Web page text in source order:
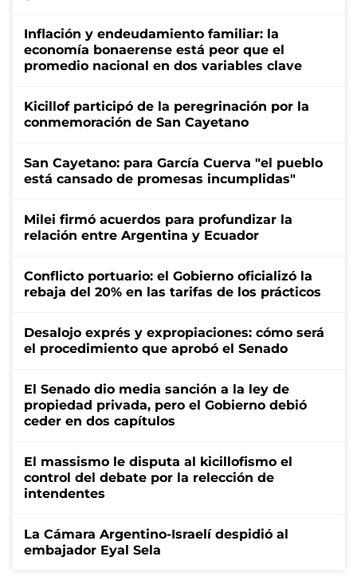
Inflación y endeudamiento familiar: la
economía bonaerense está peor que el
promedio nacional en dos variables clave
Kicillof participó de la peregrinación por la
conmemoración de San Cayetano
San Cayetano: para García Cuerva "el pueblo
está cansado de promesas incumplidas"
Milei firmó acuerdos para profundizar la
relación entre Argentina y Ecuador
Conflicto portuario: el Gobierno oficializó la
rebaja del 20% en las tarifas de los prácticos
Desalojo exprés y expropiaciones: cómo será
el procedimiento que aprobó el Senado
El Senado dio media sanción a la ley de
propiedad privada, pero el Gobierno debió
ceder en dos capítulos
El massismo le disputa al kicillofismo el
control del debate por la relección de
intendentes
La Cámara Argentino-Israelí despidió al
embajador Eyal Sela